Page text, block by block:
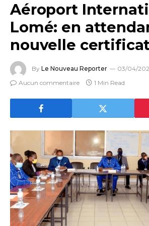
Aéroport
Lomé: en
nouvelle
By Le Nouveau Reporter
03/04/
Aucun commentaire
1 Min Read